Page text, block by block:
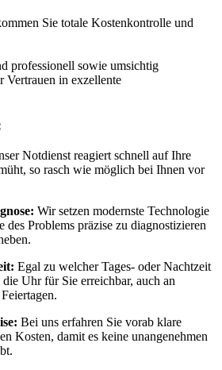
Sie totale Kostenkontrolle und
professionell sowie umsichtig
Vertrauen in exzellente
Notdienst reagiert schnell auf Ihre
so rasch wie möglich bei Ihnen vor
Wir setzen modernste Technologie
des Problems präzise zu diagnostizieren
Egal zu welcher Tages- oder Nachtzeit
Uhr für Sie erreichbar, auch an
Bei uns erfahren Sie vorab klare
Kosten, damit es keine unangenehmen